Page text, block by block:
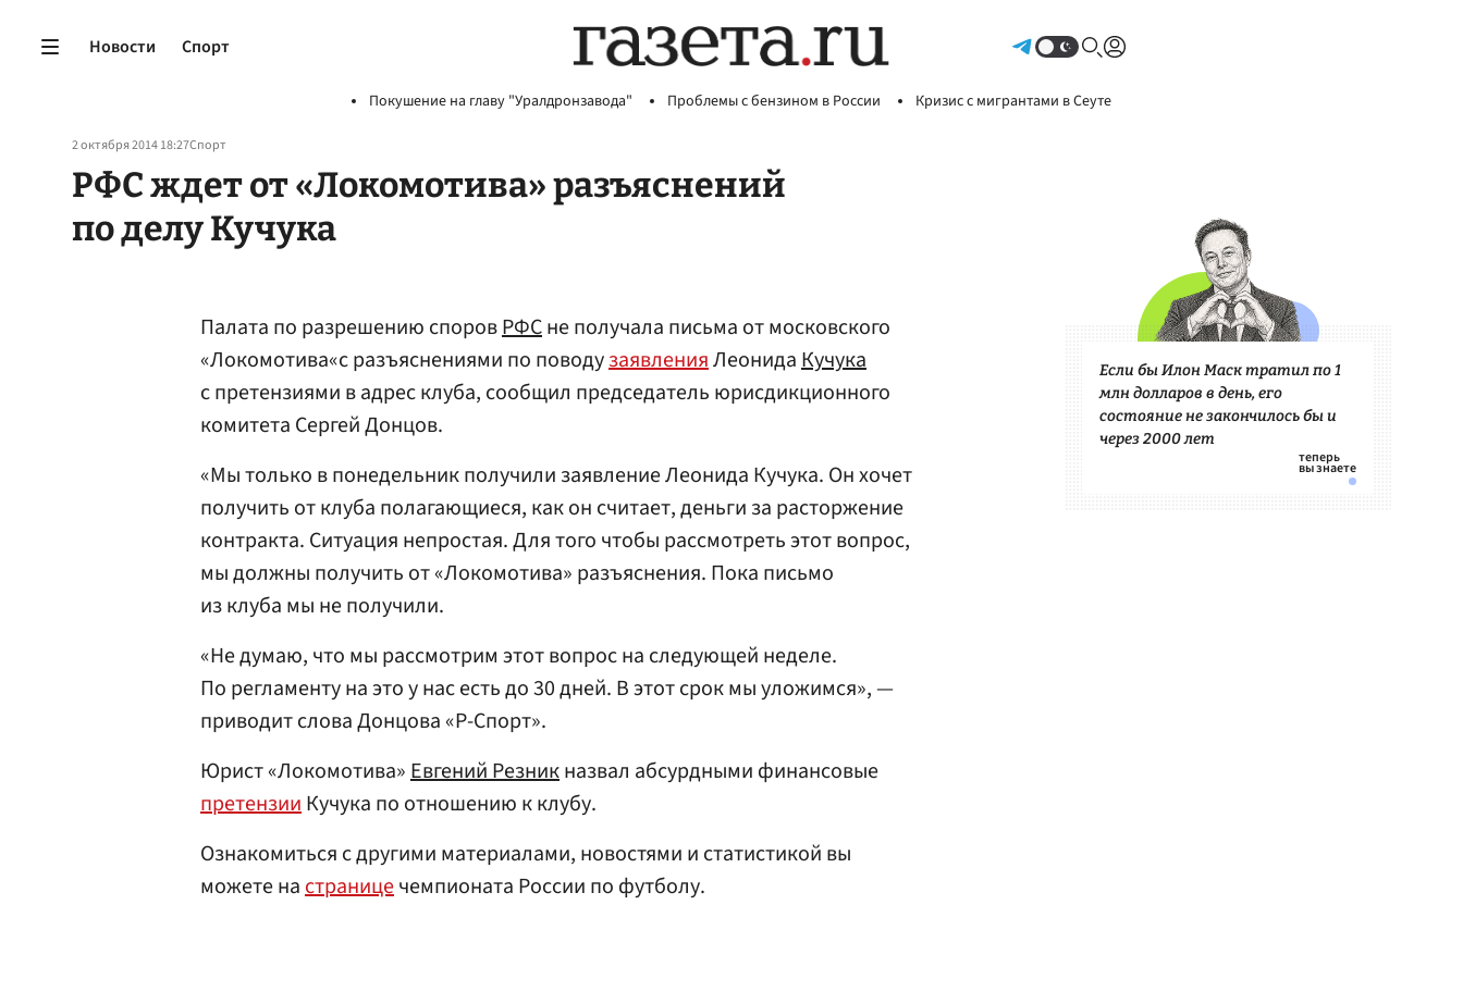
Новости Спорт
Покушение на главу "Уралдронзавода" Проблемы с бензином в России Кризис с мигрантами в Сеуте
2 октября 2014 18:27Спорт
РФС ждет от «Локомотива» разъяснений
по делу Кучука
Палата по разрешению споровРФСне получала письма от московского
«Локомотива«с разъяснениями по поводузаявленияЛеонидаКучука
с претензиями в адрес клуба, сообщил председатель юрисдикционного
комитета Сергей Донцов.
«Мы только в понедельник получили заявление Леонида Кучука. Он хочет
получить от клуба полагающиеся, как он считает, деньги за расторжение
контракта. Ситуация непростая. Для того чтобы рассмотреть этот вопрос,
мы должны получить от «Локомотива» разъяснения. Пока письмо
из клуба мы не получили.
«Не думаю, что мы рассмотрим этот вопрос на следующей неделе.
По регламенту на это у нас есть до 30 дней. В этот срок мы уложимся», —
приводит слова Донцова «Р-Спорт».
Юрист «Локомотива»Евгений Резникназвал абсурдными финансовые
претензииКучука по отношению к клубу.
Ознакомиться с другими материалами, новостями и статистикой вы
можете настраницечемпионата России по футболу.
Если бы Илон Маск тратил по 1
млн долларов в день, его
состояние не закончилось бы и
через 2000 лет